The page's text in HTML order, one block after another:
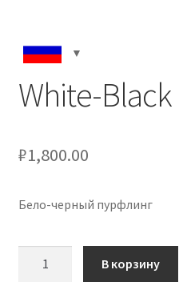
White-
₽1,800.00
Бело-черный пурфлинг
В корзину